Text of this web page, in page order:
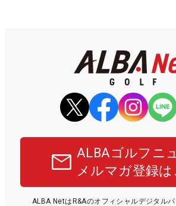
ALBAゴルフニ
メルマガ登録は
ALBA NetはR&Aのオフィシャルデジタル